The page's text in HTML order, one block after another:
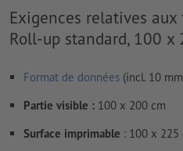
Exigences relatives
Roll-up standard, 100 x
Format de données (incl. 10
Partie visible : 100 x 200 cm
Surface imprimable : 100 x 225